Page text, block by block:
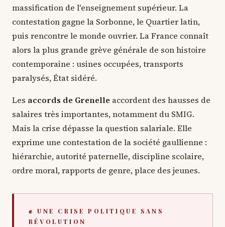
massification de l'enseignement supérieur. La
contestation gagne la Sorbonne, le Quartier latin,
puis rencontre le monde ouvrier. La France connaît
alors la plus grande grève générale de son histoire
contemporaine : usines occupées, transports
paralysés, État sidéré.
Les accords de Grenelle accordent des hausses de
salaires très importantes, notamment du SMIG.
Mais la crise dépasse la question salariale. Elle
exprime une contestation de la société gaullienne :
hiérarchie, autorité paternelle, discipline scolaire,
ordre moral, rapports de genre, place des jeunes.
✊ UNE CRISE POLITIQUE SANS
RÉVOLUTION